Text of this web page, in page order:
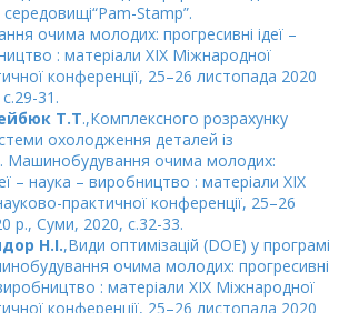
Stamp”.
очима молодих: прогресивні ідеї –
: матеріали XIX Міжнародної
конференції, 25–26 листопада 2020
31.
Т.Т.,Комплексного розрахунку
охолодження деталей із
Машинобудування очима молодих:
– наука – виробництво : матеріали XIX
практичної конференції, 25–26
р., Суми, 2020, с.32-33.
Н.І.,Види оптимізацій (DOE) у програмі
очима молодих: прогресивні
: матеріали XIX Міжнародної
конференції, 25–26 листопада 2020